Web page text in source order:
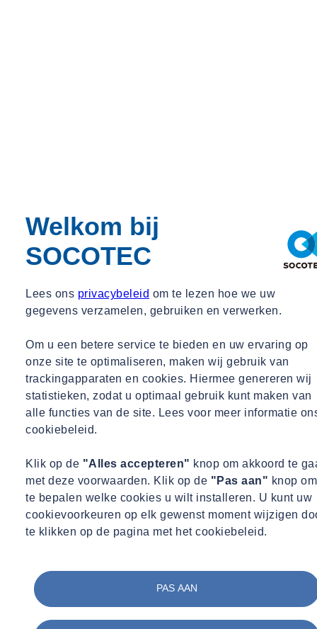
Deel
Je moet cookies accepteren om
Video te zien !
Sta cookie deposit toe om toegang te krijgen tot
functie.
AUTORISEREN
Igor van Noord aan het woord
Wil jij aan slag als Accountmanager?
Klik hier voor de vacatures
Welkom bij
SOCOTEC
Lees ons privacybeleid om te lezen hoe we uw
gegevens verzamelen, gebruiken en verwerken.
Om u een betere service te bieden en uw ervaring op
onze site te optimaliseren, maken wij gebruik van
trackingapparaten en cookies. Hiermee genereren wij
statistieken, zodat u optimaal gebruik kunt maken van
alle functies van de site. Lees voor meer informatie
cookiebeleid.
Klik op de "Alles accepteren" knop om akkoord te
met deze voorwaarden. Klik op de "Pas aan" knop om
te bepalen welke cookies u wilt installeren. U kunt uw
cookievoorkeuren op elk gewenst moment wijzigen
te klikken op de pagina met het cookiebeleid.
PAS AAN